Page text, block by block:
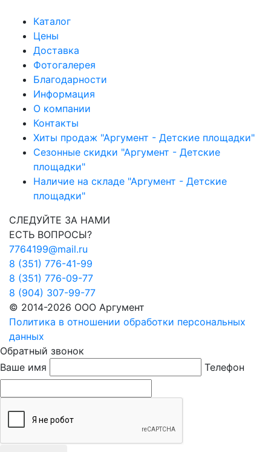
Каталог
Цены
Доставка
Фотогалерея
Благодарности
Информация
О компании
Контакты
Хиты продаж "Аргумент - Детские площадки"
Сезонные скидки "Аргумент - Детские
площадки"
Наличие на складе "Аргумент - Детские
площадки"
СЛЕДУЙТЕ ЗА НАМИ
ЕСТЬ ВОПРОСЫ?
7764199@mail.ru
8 (351) 776-41-99
8 (351) 776-09-77
8 (904) 307-99-77
© 2014-2026 ООО Аргумент
Политика в отношении обработки персональных
данных
Обратный звонок
Ваше имя
Телефон